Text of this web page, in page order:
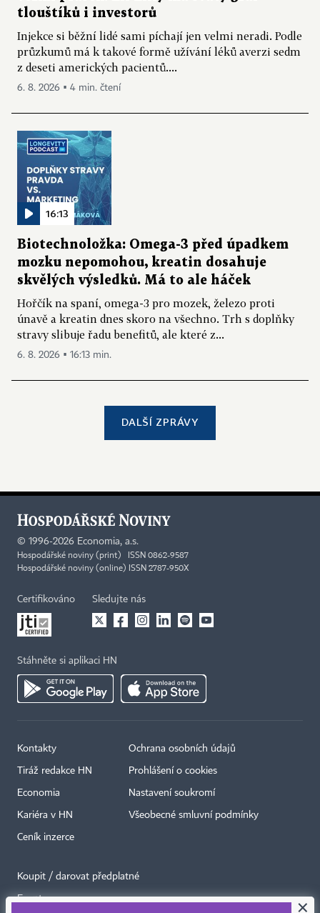
tlouštíků i investorů
Injekce si běžní lidé sami píchají jen velmi neradi. Podle
průzkumů má k takové formě užívání léků averzi sedm
z deseti amerických pacientů....
6. 8. 2026 ▪ 4 min. čtení
16:13
Biotechnoložka: Omega-3 před úpadkem
mozku nepomohou, kreatin dosahuje
skvělých výsledků. Má to ale háček
Hořčík na spaní, omega-3 pro mozek, železo proti
únavě a kreatin dnes skoro na všechno. Trh s doplňky
stravy slibuje řadu benefitů, ale které z...
6. 8. 2026 ▪ 16:13 min.
DALŠÍ ZPRÁVY
© 1996-2026 Economia, a.s.
Hospodářské noviny (print) ISSN 0862-9587
Hospodářské noviny (online) ISSN 2787-950X
Certifikováno Sledujte nás
Stáhněte si aplikaci HN
Kontakty
Tiráž redakce HN
Economia
Kariéra v HN
Ceník inzerce
Ochrana osobních údajů
Prohlášení o cookies
Nastavení soukromí
Všeobecné smluvní podmínky
Koupit / darovat předplatné
Eventy ×